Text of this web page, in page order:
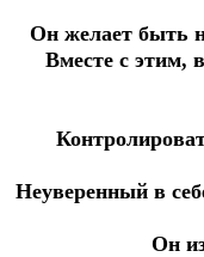
Он желает быть
Вместе с этим,
Неуверенный в
Он